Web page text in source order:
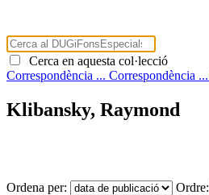
Cerca en aquesta col·lecció
Correspondència ... Correspondència ...
Klibansky, Raymond
Ordena per: Ordre: